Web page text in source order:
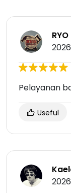
Pelayanan
Useful